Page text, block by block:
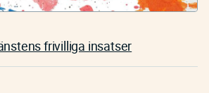
frivilliga insatser